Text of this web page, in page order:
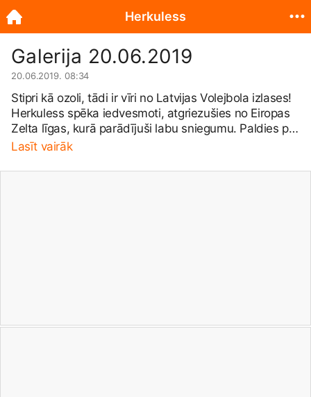
Galerija 20.06.2019
20.06.2019. 08:34
Stipri kā ozoli, tādi ir vīri no Latvijas Volejbola izlases!
Herkuless spēka iedvesmoti, atgriezušies no Eiropas
Zelta līgas, kurā parādījuši labu sniegumu. Paldies par
Latvijas vārda nešanu pasaulē!
Lasīt vairāk
Herkuless